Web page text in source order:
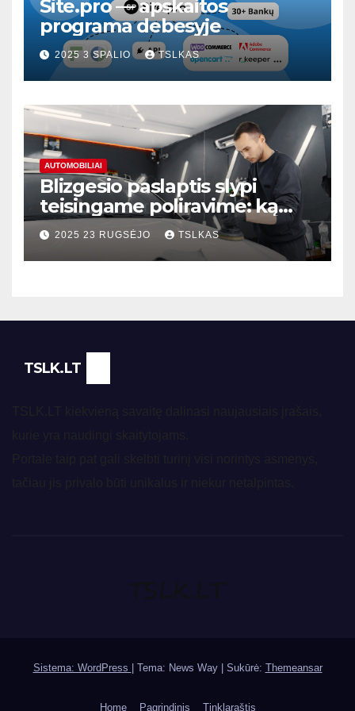
Site.pro — apskaitos
programa debesyje
2025 3 SPALIO TSLKAS
AUTOMOBILIAI
Blizgesio paslaptis slypi
teisingame poliravime: ką
svarbu žinoti?
2025 23 RUGSĖJO TSLKAS
TSLK.LT
Sistema: WordPress Tema: News Way | Sukūrė: Themeansar
Home Pagrindinis Tinklaraštis